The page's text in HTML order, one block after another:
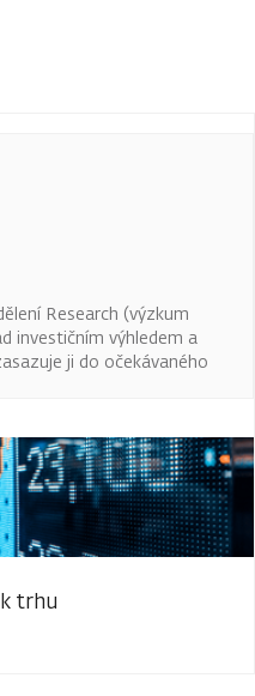
Research (výzkum
investičním výhledem a
ji do očekávaného
trhu